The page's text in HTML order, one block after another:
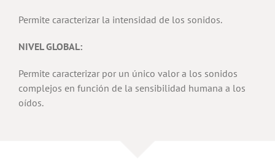
Permite caracterizar la intensidad de los sonidos.
NIVEL GLOBAL:
Permite caracterizar por un único valor a los sonidos
complejos en función de la sensibilidad humana a los
oídos.